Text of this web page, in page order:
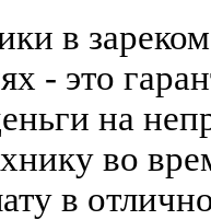
в
- это
на
во
в